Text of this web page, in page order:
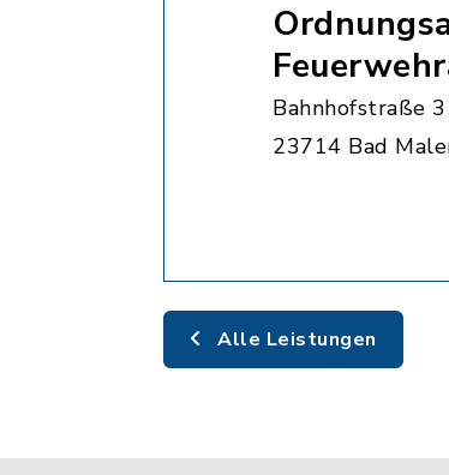
Bahnhofstraße
23714 Bad
Alle Leistungen